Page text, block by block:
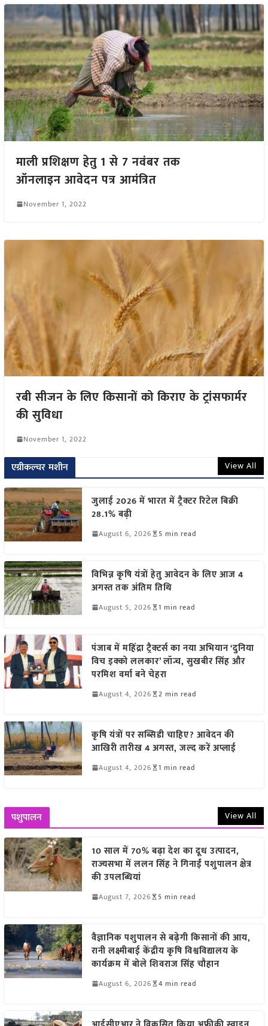
माली प्रशिक्षण हेतु 1 से 7 नवंबर तक
ऑनलाइन आवेदन पत्र आमंत्रित
November 1, 2022
रबी सीजन के लिए किसानों को किराए के ट्रांसफार्मर
की सुविधा
November 1, 2022
एग्रीकल्चर मशीन View All
जुलाई 2026 में भारत में ट्रैक्टर रिटेल बिक्री
28.1% बढ़ी
August 6, 2026 5 min read
विभिन्न कृषि यंत्रों हेतु आवेदन के लिए आज 4
अगस्त तक अंतिम तिथि
August 5, 2026 1 min read
पंजाब में महिंद्रा ट्रैक्टर्स का नया अभियान ‘दुनिया
विच इक्को ललकार’ लॉन्च, सुखबीर सिंह और
परमिश वर्मा बने चेहरा
August 4, 2026 2 min read
कृषि यंत्रों पर सब्सिडी चाहिए? आवेदन की
आखिरी तारीख 4 अगस्त, जल्द करें अप्लाई
August 4, 2026 1 min read
पशुपालन View All
10 साल में 70% बढ़ा देश का दूध उत्पादन,
राज्यसभा में ललन सिंह ने गिनाईं पशुपालन क्षेत्र
की उपलब्धियां
August 7, 2026 5 min read
वैज्ञानिक पशुपालन से बढ़ेगी किसानों की आय,
रानी लक्ष्मीबाई केंद्रीय कृषि विश्वविद्यालय के
कार्यक्रम में बोले शिवराज सिंह चौहान
August 6, 2026 4 min read